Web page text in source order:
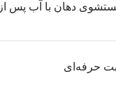
دهان با آب پس از
حرفه‌ای